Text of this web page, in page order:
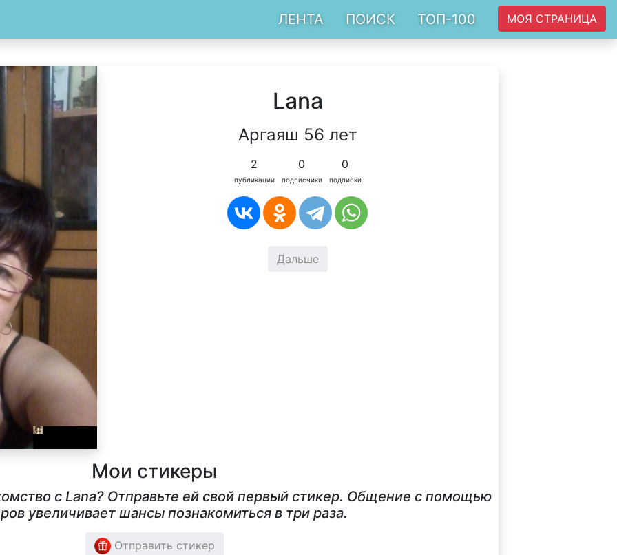
ЛЕНТА ПОИСК ТОП-100 МОЯ СТРАНИЦА
Lana
Аргаяш 56 лет
2
публикации
0
подписчики
0
подписки
Дальше
Мои стикеры
с Lana? Отправьте ей свой первый стикер. Общение с помощью
увеличивает шансы познакомиться в три раза.
Отправить стикер